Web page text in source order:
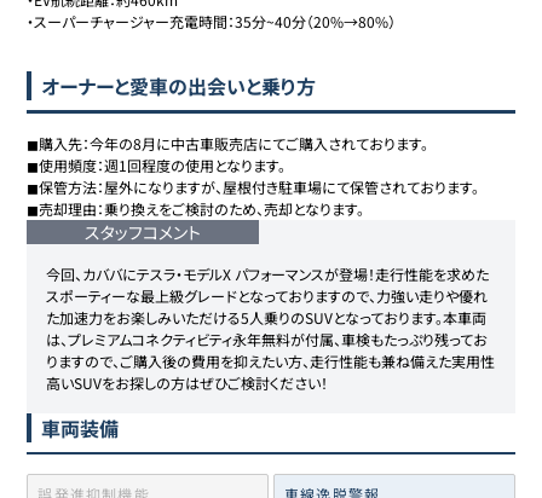
・スーパーチャージャー充電時間：35分~40分（20%→80%）
オーナーと愛車の出会いと乗り方
◼︎購入先：今年の8月に中古車販売店にてご購入されております。
◼︎使用頻度：週1回程度の使用となります。
◼︎保管方法：屋外になりますが、屋根付き駐車場にて保管されております。
◼︎売却理由：乗り換えをご検討のため、売却となります。
スタッフコメント
今回、カババにテスラ・モデルX パフォーマンスが登場！走行性能を求めた
スポーティーな最上級グレードとなっておりますので、力強い走りや優れ
た加速力をお楽しみいただける5人乗りのSUVとなっております。本車両
は、プレミアムコネクティビティ永年無料が付属、車検もたっぷり残ってお
りますので、ご購入後の費用を抑えたい方、走行性能も兼ね備えた実用性
高いSUVをお探しの方はぜひご検討ください！
車両装備